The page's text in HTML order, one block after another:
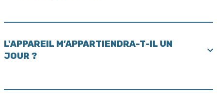
L'APPAREIL M’APPARTIENDRA-T-IL UN
JOUR ?